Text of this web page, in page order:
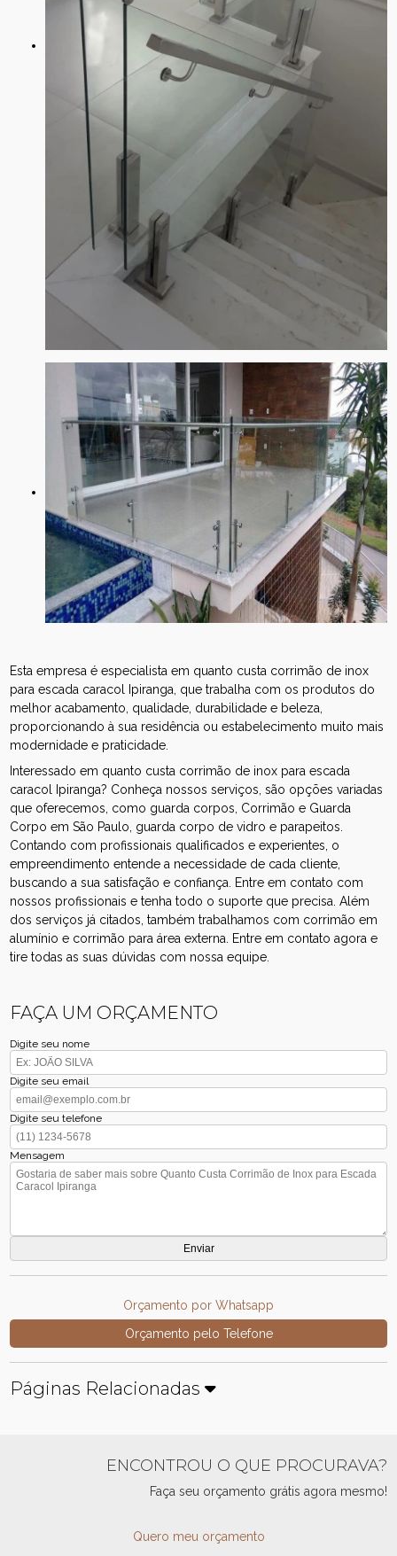
Esta empresa é especialista em quanto custa corrimão de inox
para escada caracol Ipiranga, que trabalha com os produtos do
melhor acabamento, qualidade, durabilidade e beleza,
proporcionando à sua residência ou estabelecimento muito mais
modernidade e praticidade.
Interessado em quanto custa corrimão de inox para escada
caracol Ipiranga? Conheça nossos serviços, são opções variadas
que oferecemos, como guarda corpos, Corrimão e Guarda
Corpo em São Paulo, guarda corpo de vidro e parapeitos.
Contando com profissionais qualificados e experientes, o
empreendimento entende a necessidade de cada cliente,
buscando a sua satisfação e confiança. Entre em contato com
nossos profissionais e tenha todo o suporte que precisa. Além
dos serviços já citados, também trabalhamos com corrimão em
alumínio e corrimão para área externa. Entre em contato agora e
tire todas as suas dúvidas com nossa equipe.
FAÇA UM ORÇAMENTO
Digite seu nome
Digite seu email
Digite seu telefone
Mensagem
Orçamento por Whatsapp
Orçamento pelo Telefone
Páginas Relacionadas
ENCONTROU O QUE PROCURAVA?
Faça seu orçamento grátis agora mesmo!
Quero meu orçamento